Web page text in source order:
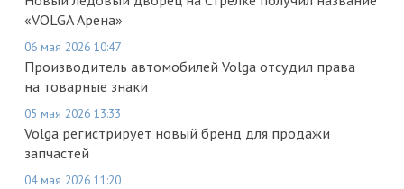
«VOLGA Арена»
06 мая 2026 10:47
Производитель автомобилей Volga отсудил права
на товарные знаки
05 мая 2026 13:33
Volga регистрирует новый бренд для продажи
запчастей
04 мая 2026 11:20